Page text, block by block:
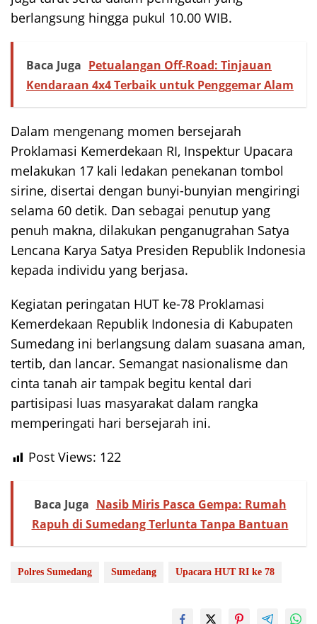
berlangsung hingga pukul 10.00 WIB.
Baca Juga Petualangan Off-Road: Tinjauan
Kendaraan 4x4 Terbaik untuk Penggemar Alam
Dalam mengenang momen bersejarah
Proklamasi Kemerdekaan RI, Inspektur Upacara
melakukan 17 kali ledakan penekanan tombol
sirine, disertai dengan bunyi-bunyian mengiringi
selama 60 detik. Dan sebagai penutup yang
penuh makna, dilakukan penganugrahan Satya
Lencana Karya Satya Presiden Republik Indonesia
kepada individu yang berjasa.
Kegiatan peringatan HUT ke-78 Proklamasi
Kemerdekaan Republik Indonesia di Kabupaten
Sumedang ini berlangsung dalam suasana aman,
tertib, dan lancar. Semangat nasionalisme dan
cinta tanah air tampak begitu kental dari
partisipasi luas masyarakat dalam rangka
memperingati hari bersejarah ini.
Post Views: 122
Baca Juga Nasib Miris Pasca Gempa: Rumah
Rapuh di Sumedang Terlunta Tanpa Bantuan
Polres Sumedang Sumedang Upacara HUT RI ke 78